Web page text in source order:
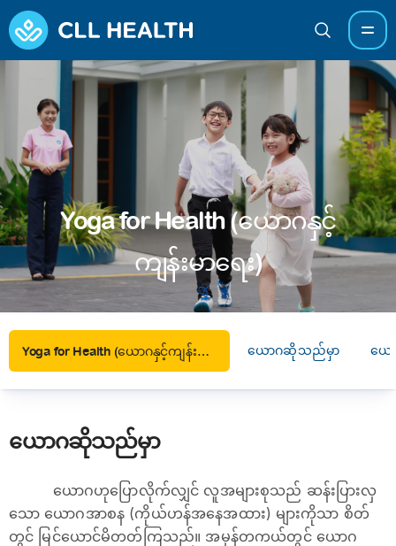
Yoga for Health (ယောဂနှင့်
ကျန်းမာရေး)
Yoga for Health (ယောဂနှင့်ကျန်းမာရေး) ယောဂဆိုသည်မှာ ယော
ယောဂဆိုသည်မှာ
ယောဂဟုပြောလိုက်လျှင် လူအများစုသည် ဆန်းပြားလှ
သော ယောဂအာစန (ကိုယ်ဟန်အနေအထား) များကိုသာ စိတ်
တွင် မြင်ယောင်မိတတ်ကြသည်။ အမှန်တကယ်တွင် ယောဂ